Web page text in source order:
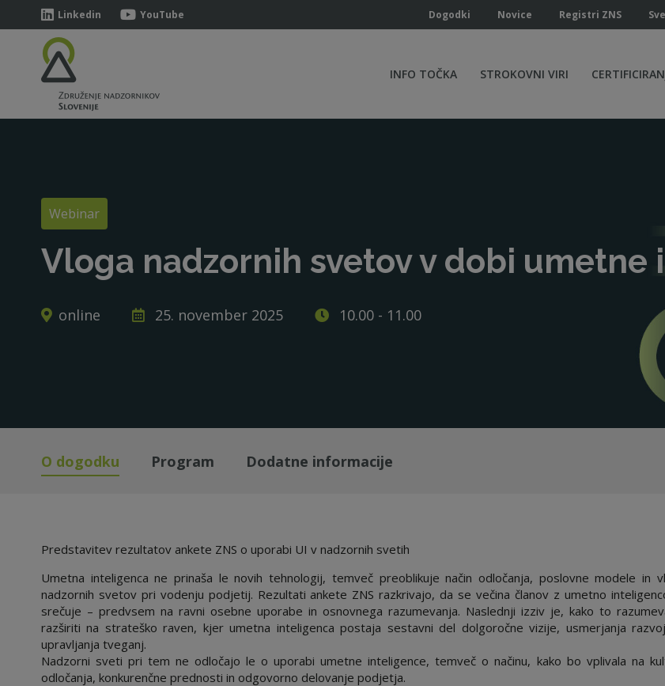
Linkedin YouTube Dogodki Novice Registri ZNS
INFO TOČKA STROKOVNI VIRI
Webinar
Vloga nadzornih svetov v dobi
online 25. november 2025 10.00 - 11.00
O dogodku Program Dodatne informacije
Predstavitev rezultatov ankete ZNS o uporabi UI v nadzornih svetih
Umetna inteligenca ne prinaša le novih tehnologij, temveč preoblikuje način odločanja, poslovne modele in
nadzornih svetov pri vodenju podjetij. Rezultati ankete ZNS razkrivajo, da se večina članov z umetno
srečuje – predvsem na ravni osebne uporabe in osnovnega razumevanja. Naslednji izziv je, kako to
razširiti na strateško raven, kjer umetna inteligenca postaja sestavni del dolgoročne vizije, usmerjanja
upravljanja tveganj.
Nadzorni sveti pri tem ne odločajo le o uporabi umetne inteligence, temveč o načinu, kako bo vplivala na
odločanja, konkurenčne prednosti in odgovorno delovanje podjetja.